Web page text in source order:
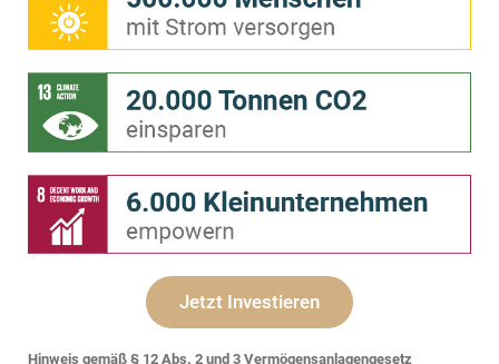
Jetzt Investieren
Hinweis gemäß § 12 Abs. 2 und 3 Vermögensanlagengesetz